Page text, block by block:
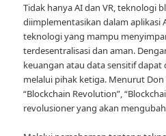
Tidak hanya AI dan VR, teknologi
diimplementasikan dalam aplikasi
teknologi yang mampu
terdesentralisasi dan aman.
keuangan atau data sensitif
melalui pihak ketiga. Menurut
“Blockchain Revolution”,
revolusioner yang akan